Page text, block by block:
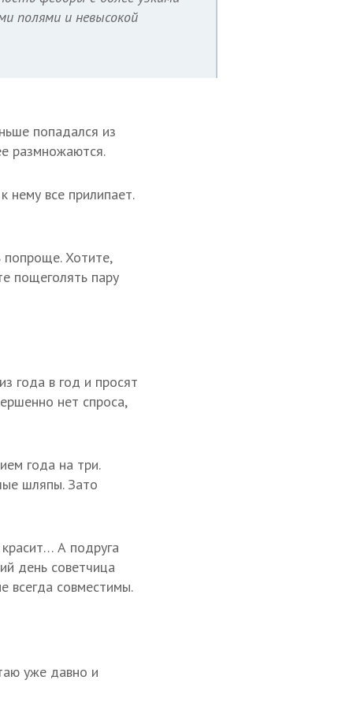
полями и невысокой
попадался из
размножаются.
нему все прилипает.
попроще. Хотите,
пощеголять пару
года в год и просят
нет спроса,
года на три.
шляпы. Зато
А подруга
день советчица
всегда совместимы.
уже давно и